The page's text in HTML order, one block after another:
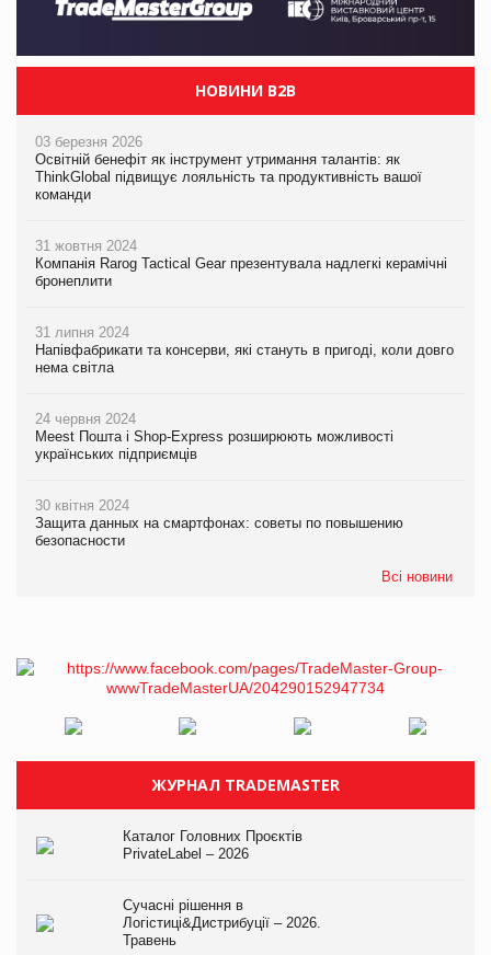
НОВИНИ B2B
03 березня 2026
Освітній бенефіт як інструмент утримання талантів: як
ThinkGlobal підвищує лояльність та продуктивність вашої
команди
31 жовтня 2024
Компанія Rarog Tactical Gear презентувала надлегкі керамічні
бронеплити
31 липня 2024
Напівфабрикати та консерви, які стануть в пригоді, коли довго
нема світла
24 червня 2024
Meest Пошта і Shop-Express розширюють можливості
українських підприємців
30 квітня 2024
Защита данных на смартфонах: советы по повышению
безопасности
Всі новини
ЖУРНАЛ TRADEMASTER
Каталог Головних Проєктів
PrivateLabel – 2026
Сучасні рішення в
Логістиці&Дистрибуції – 2026.
Травень